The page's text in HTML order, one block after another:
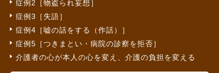
症例2［物盗られ妄想］
症例3［失語］
症例4［嘘の話をする（作話）］
症例5［つきまとい・病院の診察を拒否］
介護者の心が本人の心を変え、介護の負担を変える